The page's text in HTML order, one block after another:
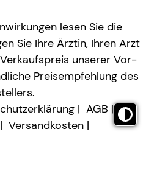
lesen Sie die
Sie Ihre Ärztin, Ihren Arzt
unserer Vor-
Preisempfehlung des
AGB
Versandkosten